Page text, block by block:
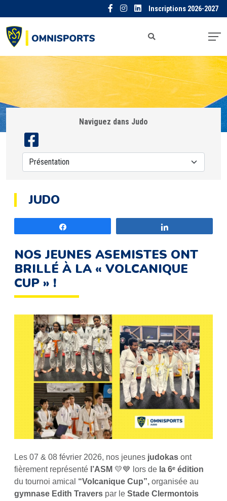
Inscriptions 2026-2027
Naviguez dans Judo
JUDO
NOS JEUNES ASEMISTES ONT
BRILLÉ À LA « VOLCANIQUE
CUP » !
Les 07 & 08 février 2026, nos jeunes judokas ont
fièrement représenté l’ASM 💛💙 lors de la 6ᵉ édition
du tournoi amical “Volcanique Cup”, organisée au
gymnase Edith Travers par le Stade Clermontois